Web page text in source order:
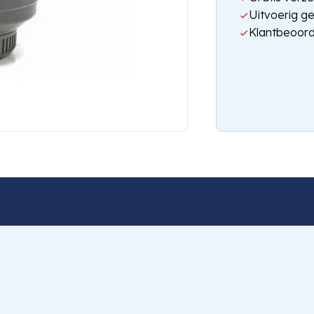
Uitvoerig